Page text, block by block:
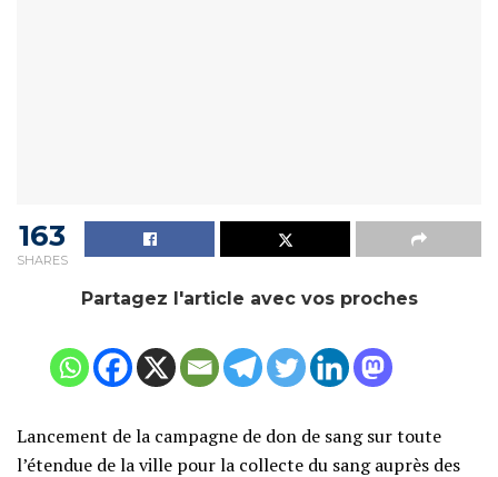
163
SHARES
Partagez l'article avec vos proches
Lancement de la campagne de don de sang sur toute
l’étendue de la ville pour la collecte du sang auprès des